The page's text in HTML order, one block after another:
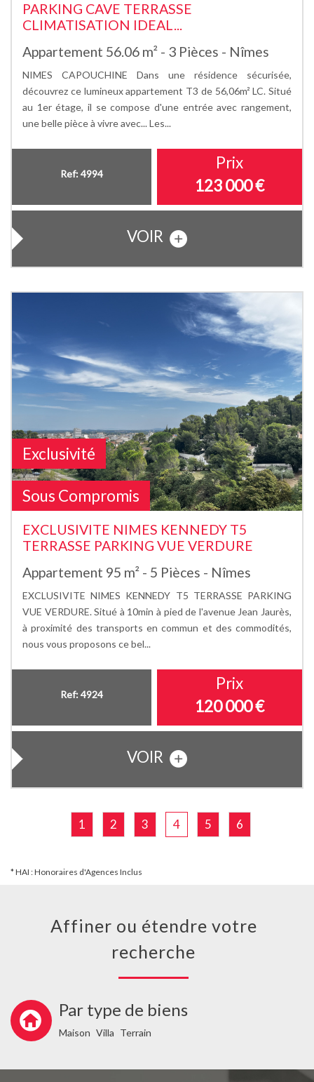
PARKING CAVE TERRASSE
CLIMATISATION IDEAL...
Appartement 56.06 m² - 3 Pièces - Nîmes
NIMES CAPOUCHINE Dans une résidence sécurisée,
découvrez ce lumineux appartement T3 de 56,06m² LC. Situé
au 1er étage, il se compose d'une entrée avec rangement,
une belle pièce à vivre avec... Les...
Ref: 4994
Prix
123 000€
VOIR
Sous Compromis
Exclusivité
EXCLUSIVITE NIMES KENNEDY T5
TERRASSE PARKING VUE VERDURE
Appartement 95 m² - 5 Pièces - Nîmes
EXCLUSIVITE NIMES KENNEDY T5 TERRASSE PARKING
VUE VERDURE. Situé à 10min à pied de l'avenue Jean Jaurès,
à proximité des transports en commun et des commodités,
nous vous proposons ce bel...
Ref: 4924
Prix
120 000€
VOIR
1 2 3 4 5 6
* HAI : Honoraires d'Agences Inclus
Affiner ou étendre votre
recherche
Par type de biens
Maison Villa Terrain